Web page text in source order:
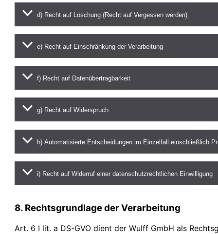
d) Recht auf Löschung (Recht auf Vergessen werden)
e) Recht auf Einschränkung der Verarbeitung
f) Recht auf Datenübertragbarkeit
g) Recht auf Widerspruch
h) Automatisierte Entscheidungen im Einzelfall einschließlich
i) Recht auf Widerruf einer datenschutzrechtlichen Einwilligung
8. Rechtsgrundlage der Verarbeitung
Art. 6 I lit. a DS-GVO dient der Wulff GmbH als